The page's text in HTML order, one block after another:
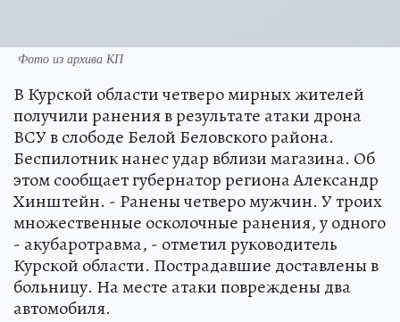
Фото из архива КП
В Курской области четверо мирных жителей
получили ранения в результате атаки дрона
ВСУ в слободе Белой Беловского района.
Беспилотник нанес удар вблизи магазина. Об
этом сообщает губернатор региона Александр
Хинштейн. - Ранены четверо мужчин. У троих
множественные осколочные ранения, у одного
- акубаротравма, - отметил руководитель
Курской области. Пострадавшие доставлены в
больницу. На месте атаки повреждены два
автомобиля.